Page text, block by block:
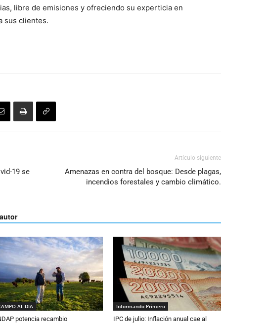
libre de emisiones y ofreciendo su experticia en
sus clientes.
19 se
Artículo siguiente
Amenazas en contra del bosque: Desde plagas,
incendios forestales y cambio climático.
AL DIA
potencia recambio
Informando Primero
IPC de julio: Inflación anual cae al